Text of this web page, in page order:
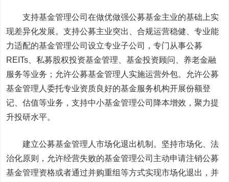
支持基金管理公司在做优做强公募基金主业的基础上实
现差异化发展。支持公募主业突出、合规运营稳健、专业能
力适配的基金管理公司设立专业子公司，专门从事公募
REITs、私募股权投资基金管理、基金投资顾问、养老金融
服务等业务；允许公募基金管理人实施运营外包。允许公募
基金管理人委托专业资质良好的基金服务机构开展份额登
记、估值等业务，支持中小基金管理公司降本增效，聚力提
升投研水平。
建立公募基金管理人市场化退出机制。坚持市场化、法
治化原则，允许经营失败的基金管理公司主动申请注销公募
基金管理资格或者通过并购重组等方式实现市场化退出，并